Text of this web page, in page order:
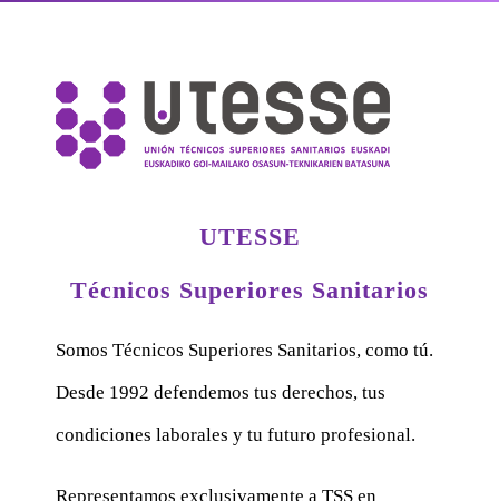
UTESSE
Técnicos Superiores Sanitarios
Somos Técnicos Superiores Sanitarios, como tú.
Desde 1992 defendemos tus derechos, tus
condiciones laborales y tu futuro profesional.
Representamos exclusivamente a TSS en